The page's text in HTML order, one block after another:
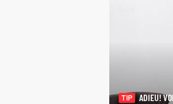
TIP
ADIEU!